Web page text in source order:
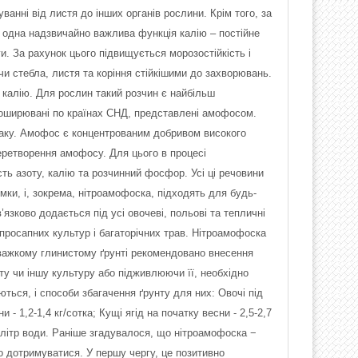
від листя до інших органів рослини. Крім того, за
надзвичайно важлива функція калію – постійне
рахунок цього підвищується морозостійкість і
стебла, листя та коріння стійкішими до захворювань.
Для рослин такий розчин є найбільш
по країнах СНД, представлені амофосом.
Амофос є концентрованим добривом високого
амофосу. Для цього в процесі
азоту, калію та розчинний фосфор. Усі ці речовини
і, зокрема, нітроамофоска, підходять для будь-
додається під усі овочеві, польові та тепличні
культур і багаторічних трав. Нітроамофоска
глинистому ґрунті рекомендовано внесення
чи іншу культуру або підживлюючи її, необхідно
і способи збагачення ґрунту для них: Овочі під
- 1,2-1,4 кг/сотка; Кущі ягід на початку весни - 2,5-2,7
води. Раніше згадувалося, що нітроамофоска −
дотримуватися. У першу чергу, це позитивно